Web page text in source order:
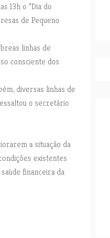
13h o “Dia do
de Pequeno
linhas de
consciente dos
diversas linhas de
o secretário
a situação da
existentes
financeira da